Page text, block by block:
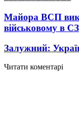
Майора ВСП
військовому в
Залужний:
Читати коментарі